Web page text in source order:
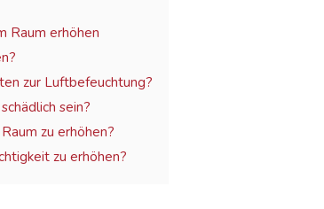
Raum erhöhen
zur Luftbefeuchtung?
sein?
zu erhöhen?
zu erhöhen?